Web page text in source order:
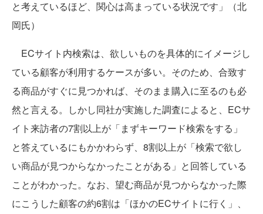
と考えているほど、関心は高まっている状況です」（北
岡氏）
ECサイト内検索は、欲しいものを具体的にイメージし
ている顧客が利用するケースが多い。そのため、合致す
る商品がすぐに見つかれば、そのまま購入に至るのも必
然と言える。しかし同社が実施した調査によると、ECサ
イト来訪者の7割以上が「まずキーワード検索をする」
と答えているにもかかわらず、8割以上が「検索で欲し
い商品が見つからなかったことがある」と回答している
ことがわかった。なお、望む商品が見つからなかった際
にこうした顧客の約6割は「ほかのECサイトに行く」、